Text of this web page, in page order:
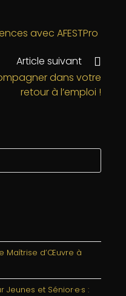
avec AFESTPro
Article suivant
dans votre
retour à l’emploi !
Maîtrise d’Œuvre à
et Sénior·e·s :